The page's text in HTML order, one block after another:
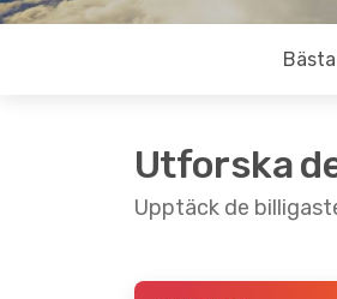
Utforska
Upptäck de